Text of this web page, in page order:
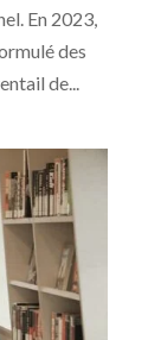
En 2023,
des
de...